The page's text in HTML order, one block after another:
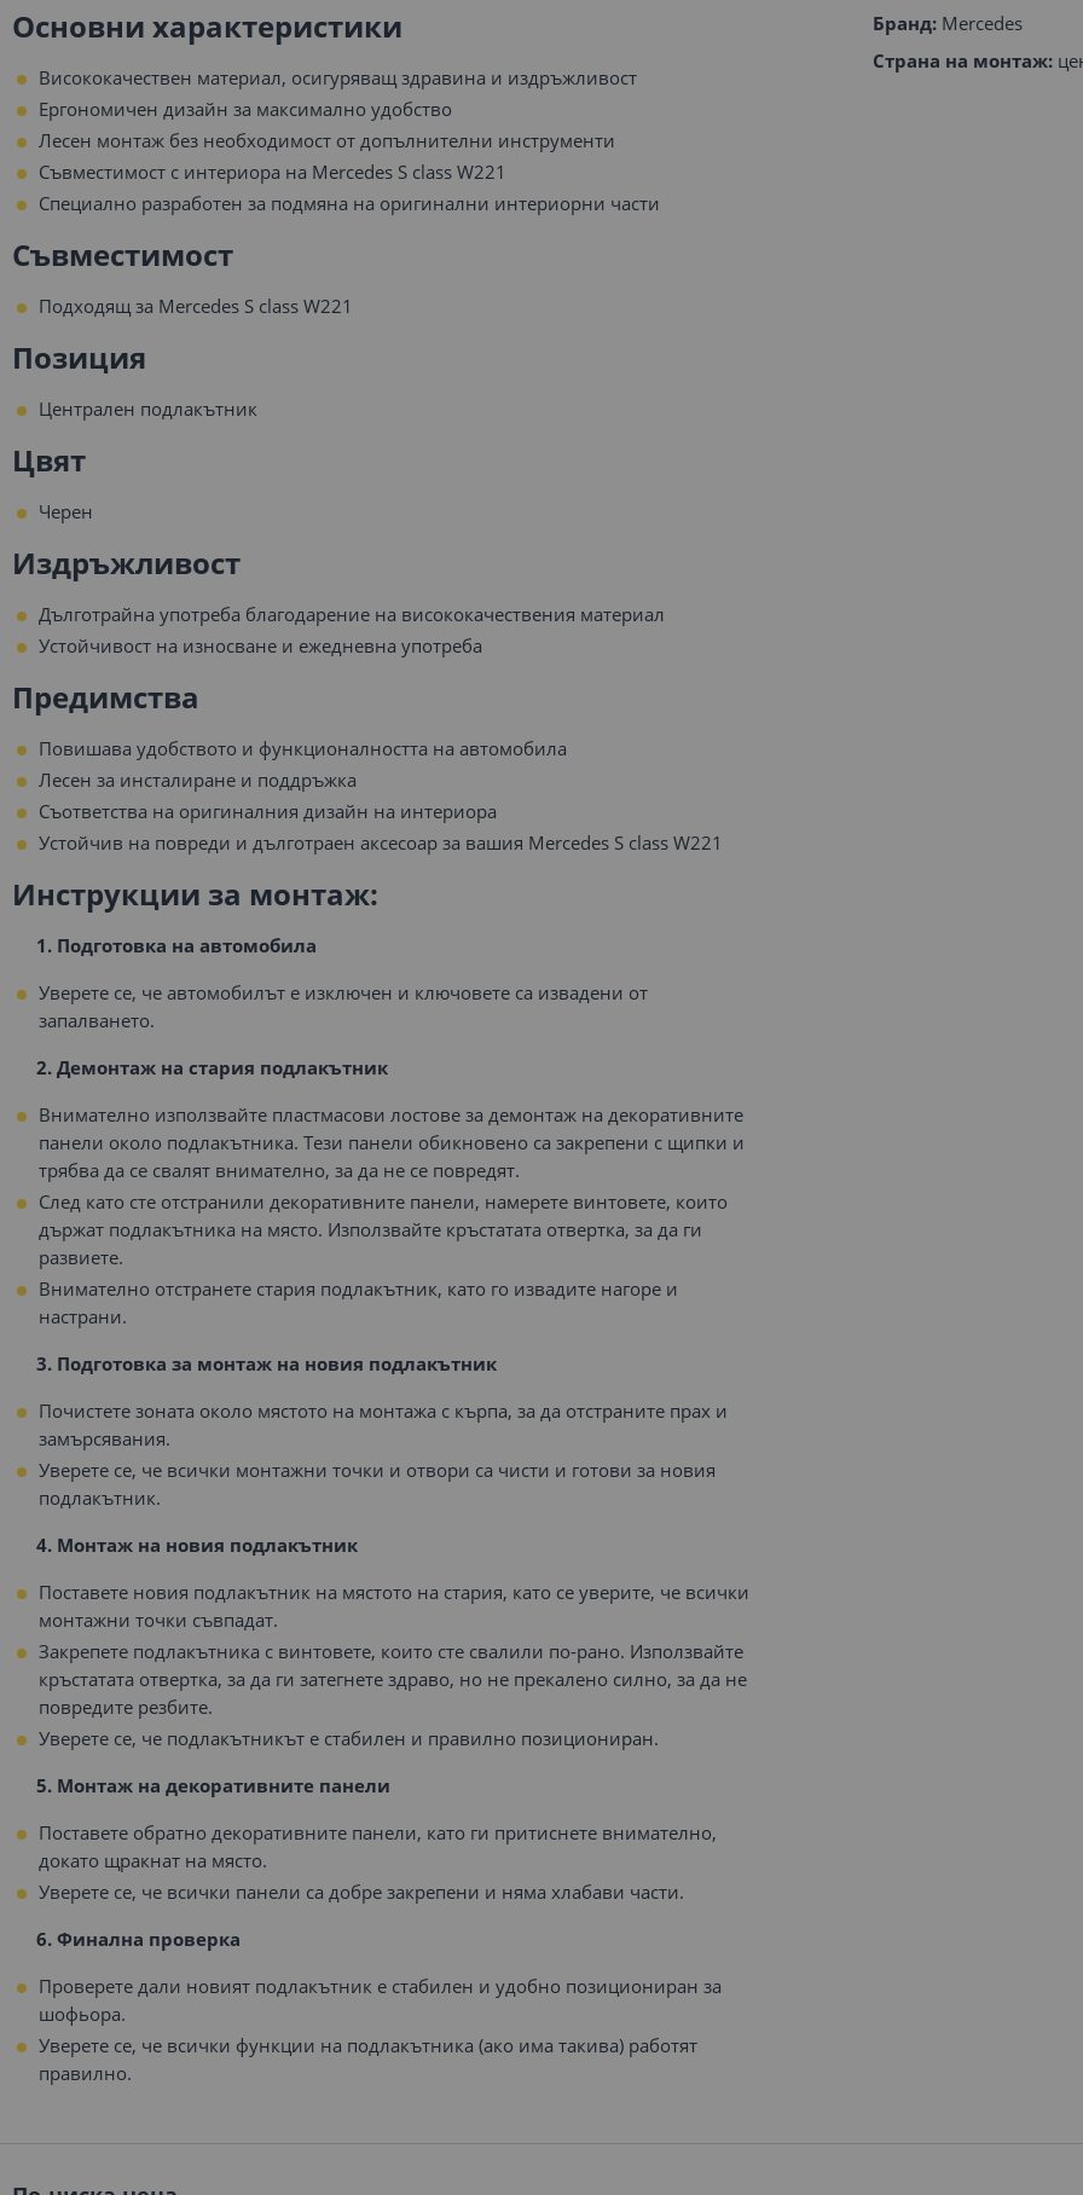
Основни характеристики
Висококачествен материал, осигуряващ здравина и издръжливост
Ергономичен дизайн за максимално удобство
Лесен монтаж без необходимост от допълнителни инструменти
Съвместимост с интериора на Mercedes S class W221
Специално разработен за подмяна на оригинални интериорни части
Съвместимост
Подходящ за Mercedes S class W221
Позиция
Централен подлакътник
Цвят
Черен
Издръжливост
Дълготрайна употреба благодарение на висококачествения материал
Устойчивост на износване и ежедневна употреба
Предимства
Повишава удобството и функционалността на автомобила
Лесен за инсталиране и поддръжка
Съответства на оригиналния дизайн на интериора
Устойчив на повреди и дълготраен аксесоар за вашия Mercedes S class W221
Инструкции за монтаж:
1. Подготовка на автомобила
Уверете се, че автомобилът е изключен и ключовете са извадени от
запалването.
2. Демонтаж на стария подлакътник
Внимателно използвайте пластмасови лостове за демонтаж на декоративните
панели около подлакътника. Тези панели обикновено са закрепени с щипки и
трябва да се свалят внимателно, за да не се повредят.
След като сте отстранили декоративните панели, намерете винтовете, които
държат подлакътника на място. Използвайте кръстатата отвертка, за да ги
развиете.
Внимателно отстранете стария подлакътник, като го извадите нагоре и
настрани.
3. Подготовка за монтаж на новия подлакътник
Почистете зоната около мястото на монтажа с кърпа, за да отстраните прах и
замърсявания.
Уверете се, че всички монтажни точки и отвори са чисти и готови за новия
подлакътник.
4. Монтаж на новия подлакътник
Поставете новия подлакътник на мястото на стария, като се уверите, че всички
монтажни точки съвпадат.
Закрепете подлакътника с винтовете, които сте свалили по-рано. Използвайте
кръстатата отвертка, за да ги затегнете здраво, но не прекалено силно, за да не
повредите резбите.
Уверете се, че подлакътникът е стабилен и правилно позициониран.
5. Монтаж на декоративните панели
Поставете обратно декоративните панели, като ги притиснете внимателно,
докато щракнат на място.
Уверете се, че всички панели са добре закрепени и няма хлабави части.
6. Финална проверка
Проверете дали новият подлакътник е стабилен и удобно позициониран за
шофьора.
Уверете се, че всички функции на подлакътника (ако има такива) работят
правилно.
Бранд: Mercedes
Страна на монтаж: